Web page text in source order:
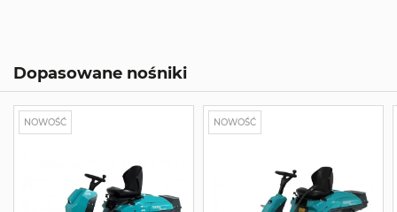
Dopasowane nośniki
NOWOŚĆ NOWOŚĆ